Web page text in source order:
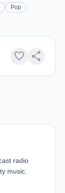
Pop
favorite share
radio
music.